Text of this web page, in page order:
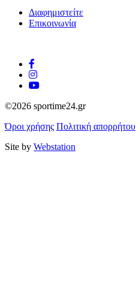
Διαφημιστείτε
Επικοινωνία
©2026 sportime24.gr
Όροι χρήσης Πολιτική απορρήτου
Site by Webstation